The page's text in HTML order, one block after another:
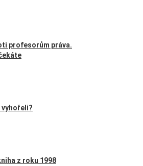
profesorům práva.
z roku 1998